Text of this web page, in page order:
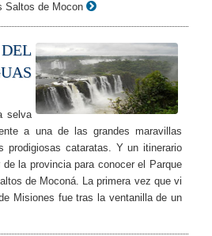
Saltos de Mocon
selva
a una de las grandes maravillas
prodigiosas cataratas. Y un itinerario
la provincia para conocer el Parque
de Moconá. La primera vez que vi
Misiones fue tras la ventanilla de un